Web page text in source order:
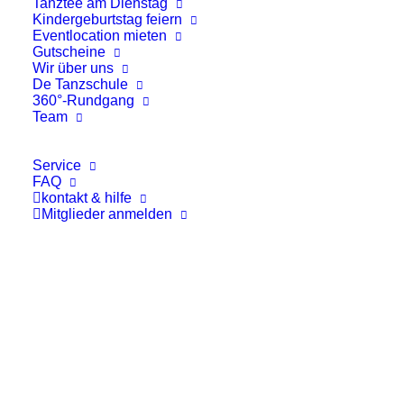
Tanztee am Dienstag
Kindergeburtstag feiern
Eventlocation mieten
Gutscheine
Wir über uns
De Tanzschule
360°-Rundgang
Team
Service
FAQ
kontakt & hilfe
Mitglieder anmelden
Kurse
Keine Kurse vom 22.05.2026 bis
einschließlich 25.05.2026 und vom
Vom 26.05.2026 bis einschließlich
01.06.2026 finden fast alle WTP1–WTP6
Kurse wie gewohnt statt.